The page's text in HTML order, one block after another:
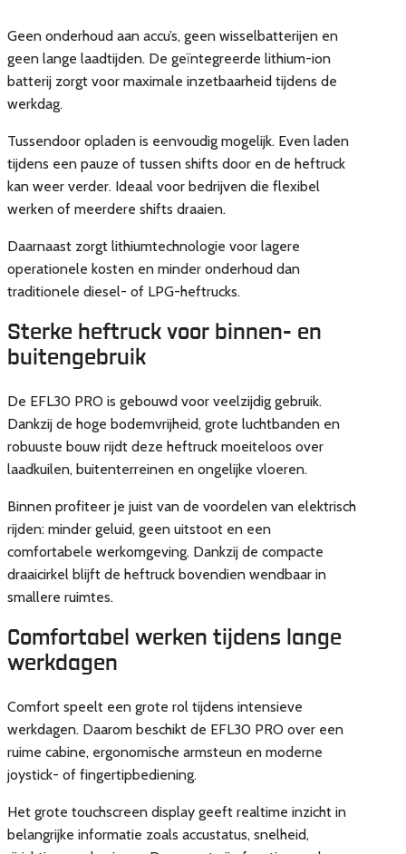
Geen onderhoud aan accu’s, geen wisselbatterijen en
geen lange laadtijden. De geïntegreerde lithium-ion
batterij zorgt voor maximale inzetbaarheid tijdens de
werkdag.
Tussendoor opladen is eenvoudig mogelijk. Even laden
tijdens een pauze of tussen shifts door en de heftruck
kan weer verder. Ideaal voor bedrijven die flexibel
werken of meerdere shifts draaien.
Daarnaast zorgt lithiumtechnologie voor lagere
operationele kosten en minder onderhoud dan
traditionele diesel- of LPG-heftrucks.
Sterke heftruck voor binnen- en
buitengebruik
De EFL30 PRO is gebouwd voor veelzijdig gebruik.
Dankzij de hoge bodemvrijheid, grote luchtbanden en
robuuste bouw rijdt deze heftruck moeiteloos over
laadkuilen, buitenterreinen en ongelijke vloeren.
Binnen profiteer je juist van de voordelen van elektrisch
rijden: minder geluid, geen uitstoot en een
comfortabele werkomgeving. Dankzij de compacte
draaicirkel blijft de heftruck bovendien wendbaar in
smallere ruimtes.
Comfortabel werken tijdens lange
werkdagen
Comfort speelt een grote rol tijdens intensieve
werkdagen. Daarom beschikt de EFL30 PRO over een
ruime cabine, ergonomische armsteun en moderne
joystick- of fingertipbediening.
Het grote touchscreen display geeft realtime inzicht in
belangrijke informatie zoals accustatus, snelheid,